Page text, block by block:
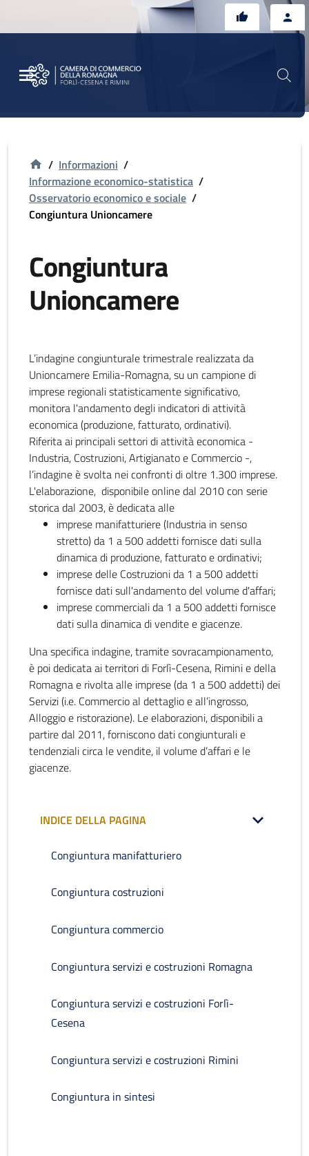
/ Informazioni /
Informazione economico-statistica /
Osservatorio economico e sociale /
Congiuntura Unioncamere
Congiuntura
Unioncamere
L’indagine congiunturale trimestrale realizzata da
Unioncamere Emilia-Romagna, su un campione di
imprese regionali statisticamente significativo,
monitora l'andamento degli indicatori di attività
economica (produzione, fatturato, ordinativi).
Riferita ai principali settori di attività economica -
Industria, Costruzioni, Artigianato e Commercio -,
l’indagine è svolta nei confronti di oltre 1.300 imprese.
L'elaborazione, disponibile online dal 2010 con serie
storica dal 2003, è dedicata alle
imprese manifatturiere (Industria in senso
stretto) da 1 a 500 addetti fornisce dati sulla
dinamica di produzione, fatturato e ordinativi;
imprese delle Costruzioni da 1 a 500 addetti
fornisce dati sull'andamento del volume d'affari;
imprese commerciali da 1 a 500 addetti fornisce
dati sulla dinamica di vendite e giacenze.
Una specifica indagine, tramite sovracampionamento,
è poi dedicata ai territori di Forlì-Cesena, Rimini e della
Romagna e rivolta alle imprese (da 1 a 500 addetti) dei
Servizi (i.e. Commercio al dettaglio e all’ingrosso,
Alloggio e ristorazione). Le elaborazioni, disponibili a
partire dal 2011, forniscono dati congiunturali e
tendenziali circa le vendite, il volume d’affari e le
giacenze.
INDICE DELLA PAGINA
Congiuntura manifatturiero
Congiuntura costruzioni
Congiuntura commercio
Congiuntura servizi e costruzioni Romagna
Congiuntura servizi e costruzioni Forlì-
Cesena
Congiuntura servizi e costruzioni Rimini
Congiuntura in sintesi